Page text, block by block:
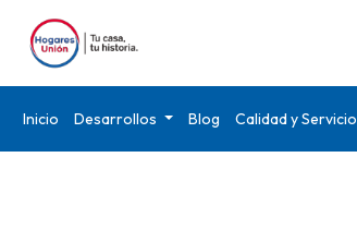
Inicio Desarrollos Blog Calidad y Servicio